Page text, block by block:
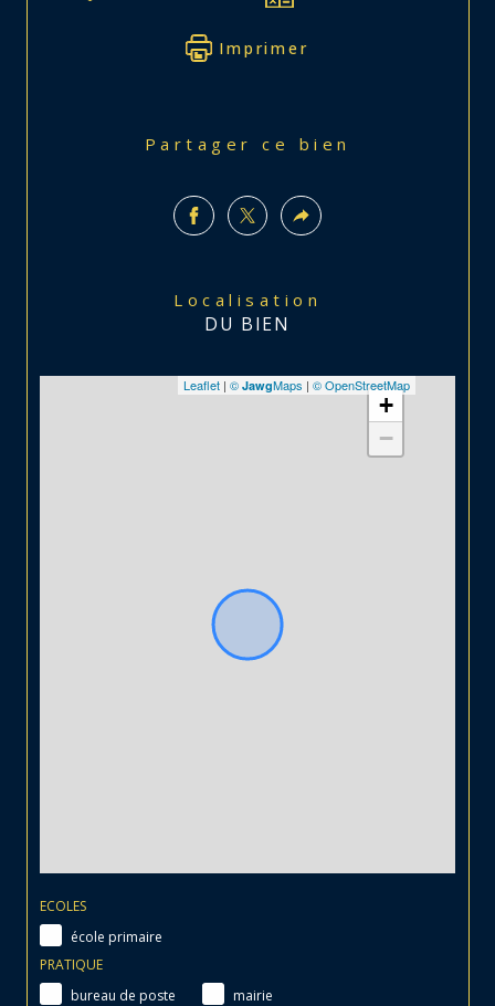
Imprimer
Partager ce bien
Localisation
DU BIEN
+
−
Leaflet | © JawgMaps | © OpenStreetMap
ECOLES
école primaire
PRATIQUE
bureau de poste
mairie